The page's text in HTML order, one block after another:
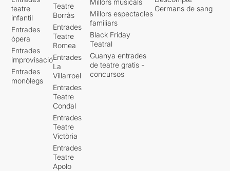
teatre
infantil
Entrades
òpera
Entrades
improvisació
Entrades
monòlegs
Teatre
Borràs
Entrades
Teatre
Romea
Entrades
La
Villarroel
Entrades
Teatre
Condal
Entrades
Teatre
Victòria
Entrades
Teatre
Apolo
Millors espectacles
familiars
Black Friday
Teatral
Guanya entrades
de teatre gratis -
concursos
Germans de sang